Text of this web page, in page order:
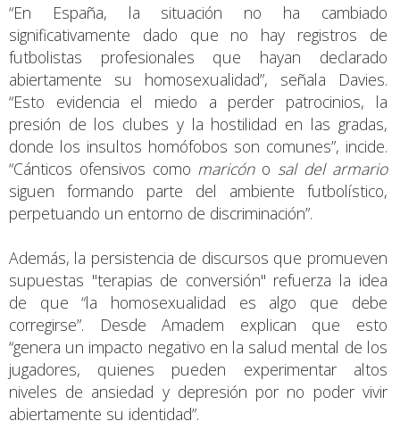
“En España, la situación no ha cambiado
significativamente dado que no hay registros de
futbolistas profesionales que hayan declarado
abiertamente su homosexualidad”, señala Davies.
“Esto evidencia el miedo a perder patrocinios, la
presión de los clubes y la hostilidad en las gradas,
donde los insultos homófobos son comunes”, incide.
“Cánticos ofensivos como maricóno sal del armario
siguen formando parte del ambiente futbolístico,
perpetuando un entorno de discriminación”.
Además, la persistencia de discursos que promueven
supuestas "terapias de conversión" refuerza la idea
de que “la homosexualidad es algo que debe
corregirse”. Desde Amadem explican que esto
“genera un impacto negativo en la salud mental de los
jugadores, quienes pueden experimentar altos
niveles de ansiedad y depresión por no poder vivir
abiertamente su identidad”.